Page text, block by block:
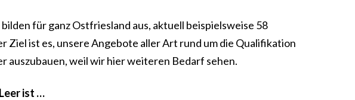
für ganz Ostfriesland aus, aktuell beispielsweise 58
Ziel ist es, unsere Angebote aller Art rund um die Qualifikation
weil wir hier weiteren Bedarf sehen.
ist …